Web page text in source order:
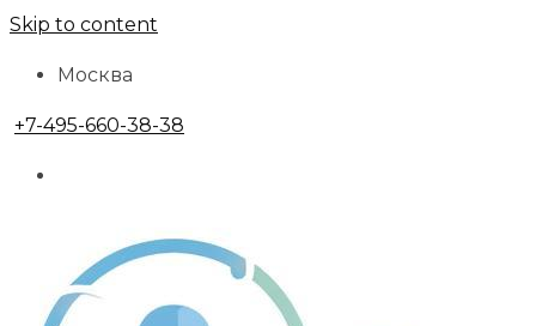
Skip to content
Москва
+7-495-660-38-38